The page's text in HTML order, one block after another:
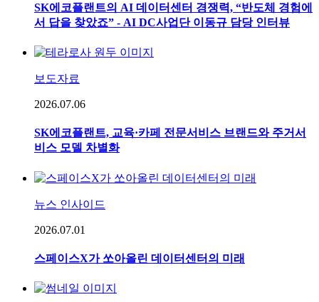
SK에코플랜트의 AI 데이터센터 경쟁력, “반도체 경험에
서 답을 찾았죠” - AI DC사업단 이동규 담당 인터뷰
보도자료
2026.07.06
SK에코플랜트, 교육·카페 전문서비스 브랜드와 주거서
비스 모델 차별화
뉴스 인사이드
2026.07.01
스페이스X가 쏘아올린 데이터센터의 미래